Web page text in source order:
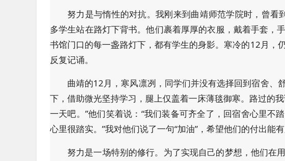
努力是与惰性的对抗。我刚来到曲靖师范学院时，曾
多学生站在路灯下背书。他们裹着厚厚的衣服，戴着手套，
书馆门口的每一盏路灯下，都有学生的身影。寒冷的12月，
反复记诵。
曲靖的12月，寒风凛冽，同学们并没有选择回到宿舍、
下，借助微光坚持学习，腿上仅盖着一床薄毯御寒。路过的
一天吧。”他们笑着说：“我们装备可齐全了，回宿舍心里不
心里很踏实。”我对他们说了一句“加油”，希望他们的付出能有
努力是一场特别的修行。为了实现自己的梦想，他们在